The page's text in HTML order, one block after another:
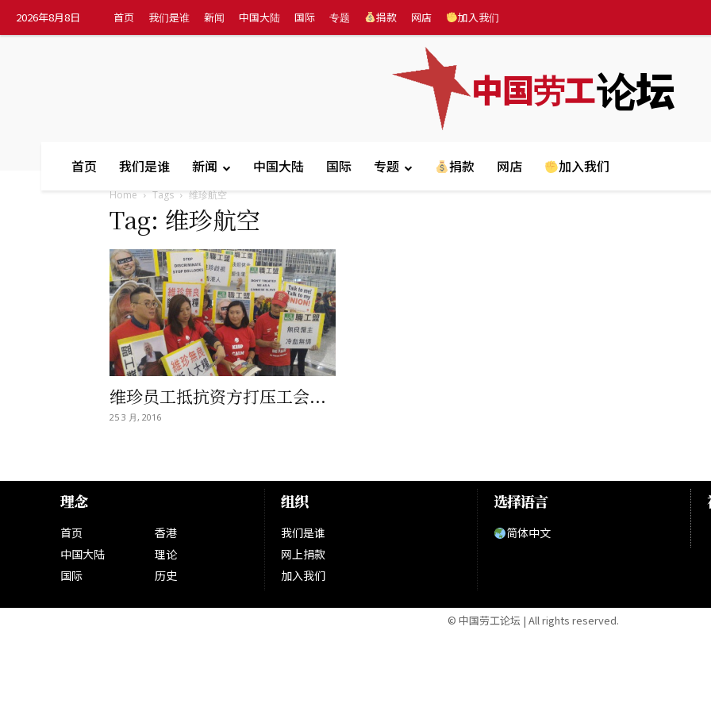
2026年8月8日 首页 我们是谁 新闻 中国大陆 国际 专题 捐款 网店 加入我们
中国劳工论坛
首页 我们是谁 新闻 中国大陆 国际 专题 捐款 网店 加入我们
Home Tags 维珍航空
Tag: 维珍航空
维珍员工抵抗资方打压工会...
25 3 月, 2016
理念
首页
中国大陆
国际
香港
理论
历史
组织
我们是谁
网上捐款
加入我们
选择语言
简体中文
© 中国劳工论坛 | All rights reserved.